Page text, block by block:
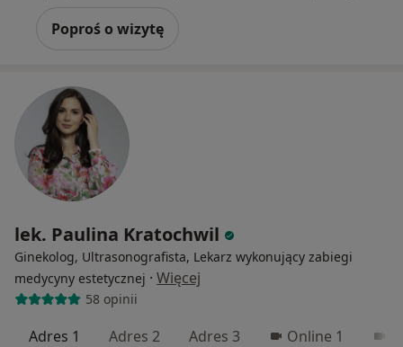
Poproś o wizytę
lek. Paulina Kratochwil
Ginekolog, Ultrasonografista, Lekarz wykonujący zabiegi
medycyny estetycznej · Więcej
58 opinii
Adres 1 Adres 2 Adres 3 Online 1